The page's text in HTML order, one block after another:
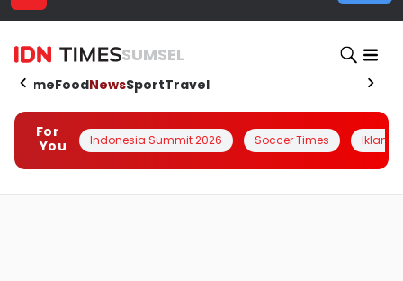
SUMSEL
HomeFoodNewsSportTravel
For
You
Indonesia Summit 2026 Soccer Times Iklanin